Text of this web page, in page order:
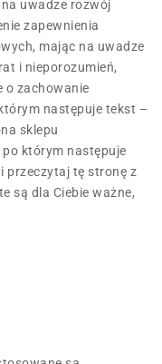
uwadze rozwój
zapewnienia
mając na uwadze
i nieporozumień,
o zachowanie
następuje tekst –
sklepu
po którym następuje
przeczytaj tę stronę z
są dla Ciebie ważne,